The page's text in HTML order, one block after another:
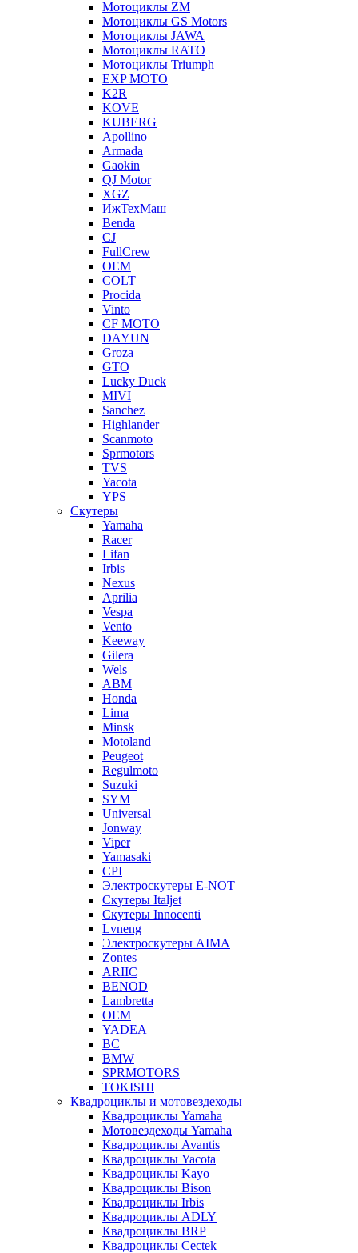
Мотоциклы ZM
Мотоциклы GS Motors
Мотоциклы JAWA
Мотоциклы RATO
Мотоциклы Triumph
EXP MOTO
K2R
KOVE
KUBERG
Apollino
Armada
Gaokin
QJ Motor
XGZ
ИжТехМаш
Benda
CJ
FullCrew
OEM
COLT
Procida
Vinto
CF MOTO
DAYUN
Groza
GTO
Lucky Duck
MIVI
Sanchez
Highlander
Scanmoto
Sprmotors
TVS
Yacota
YPS
Скутеры
Yamaha
Racer
Lifan
Irbis
Nexus
Aprilia
Vespa
Vento
Keeway
Gilera
Wels
ABM
Honda
Lima
Minsk
Motoland
Peugeot
Regulmoto
Suzuki
SYM
Universal
Jonway
Viper
Yamasaki
CPI
Электроскутеры E-NOT
Скутеры Italjet
Скутеры Innocenti
Lvneng
Электроскутеры AIMA
Zontes
ARIIC
BENOD
Lambretta
OEM
YADEA
BC
BMW
SPRMOTORS
TOKISHI
Квадроциклы и мотовездеходы
Квадроциклы Yamaha
Мотовездеходы Yamaha
Квадроциклы Avantis
Квадроциклы Yacota
Квадроциклы Kayo
Квадроциклы Bison
Квадроциклы Irbis
Квадроциклы ADLY
Квадроциклы BRP
Квадроциклы Cectek